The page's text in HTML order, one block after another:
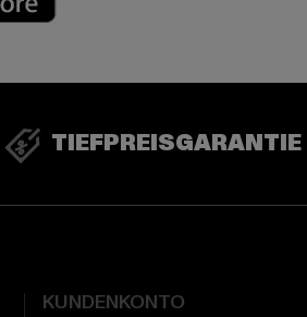
TIEFPREISGARANTIE
KUNDENKONTO